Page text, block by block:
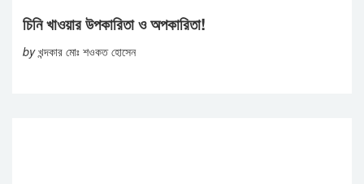
চিনি খাওয়ার উপকারিতা ও অপকারিতা!
byখন্দকার মোঃ শওকত হোসেন